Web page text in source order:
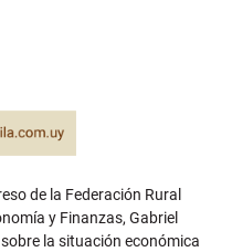
de la Federación Rural
y Finanzas, Gabriel
la situación económica